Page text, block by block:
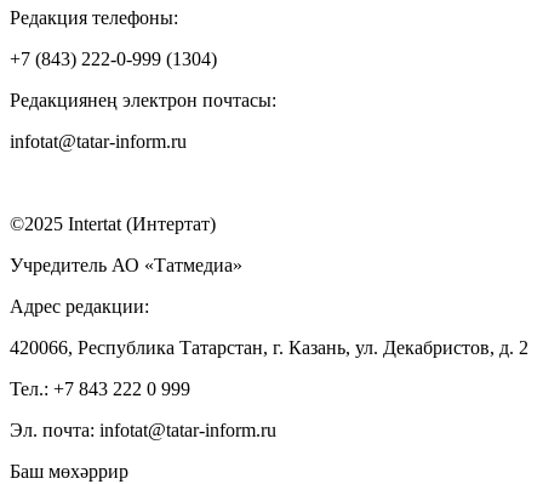
Редакция телефоны:
+7 (843) 222-0-999 (1304)
Редакциянең электрон почтасы:
infotat@tatar-inform.ru
©2025 Intertat (Интертат)
Учредитель АО «Татмедиа»
Адрес редакции:
420066, Республика Татарстан, г. Казань, ул. Декабристов, д. 2
Тел.: +7 843 222 0 999
Эл. почта: infotat@tatar-inform.ru
Баш мөхәррир